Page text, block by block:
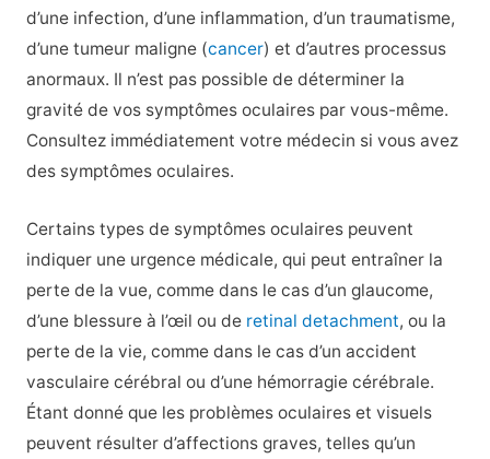
d’une infection, d’une inflammation, d’un traumatisme,
d’une tumeur maligne (cancer) et d’autres processus
anormaux. Il n’est pas possible de déterminer la
gravité de vos symptômes oculaires par vous-même.
Consultez immédiatement votre médecin si vous avez
des symptômes oculaires.
Certains types de symptômes oculaires peuvent
indiquer une urgence médicale, qui peut entraîner la
perte de la vue, comme dans le cas d’un glaucome,
d’une blessure à l’œil ou de retinal detachment, ou la
perte de la vie, comme dans le cas d’un accident
vasculaire cérébral ou d’une hémorragie cérébrale.
Étant donné que les problèmes oculaires et visuels
peuvent résulter d’affections graves, telles qu’un